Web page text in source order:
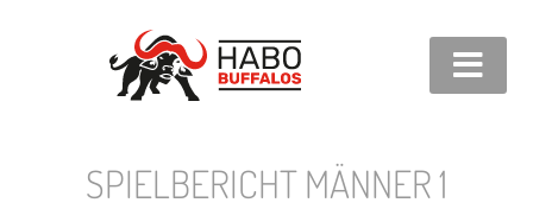
SPIELBERICHT MÄNNER 1